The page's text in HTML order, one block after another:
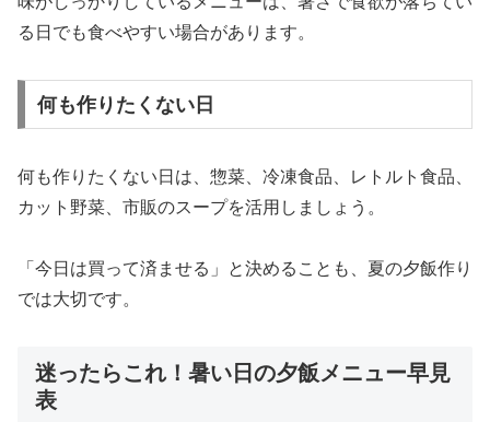
る日でも食べやすい場合があります。
何も作りたくない日
何も作りたくない日は、惣菜、冷凍食品、レトルト食品、
カット野菜、市販のスープを活用しましょう。
「今日は買って済ませる」と決めることも、夏の夕飯作り
では大切です。
迷ったらこれ！暑い日の夕飯メニュー早見
表